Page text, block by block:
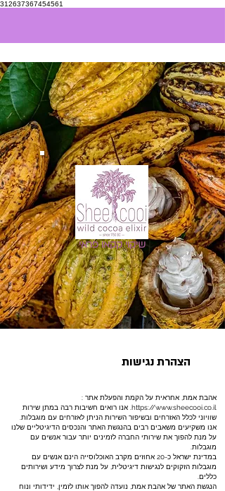
312637367454561
שיקוי קקאו פראי
הצהרת נגישות
אהבת אמת, אחראית על הקמת והפעלת אתר :
https://www.sheecooi.co.il . אנו רואים חשיבות רבה במתן שירות
שוויוני לכלל האזרחים ובשיפור השירות הניתן לאזרחים עם מוגבלות.
אנו משקיעים משאבים רבים בהנגשת האתר והנכסים הדיגיטליים שלנו
על מנת להפוך את שירותי החברה לזמינים יותר עבור אנשים עם
מוגבלות.
במדינת ישראל כ-20 אחוזים מקרב האוכלוסייה הינם אנשים עם
מוגבלות הזקוקים לנגישות דיגיטלית, על מנת לצרוך מידע ושירותים
כללים.
הנגשת האתר של אהבת אמת, נועדה להפוך אותו לזמין, ידידותי ונוח